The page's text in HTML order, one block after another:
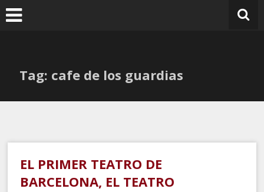
Ir
al
Tag: cafe de los guardias
EL PRIMER TEATRO DE
BARCELONA, EL TEATRO